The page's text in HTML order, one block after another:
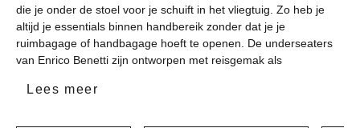
die je onder de stoel voor je schuift in het vliegtuig. Zo heb je
altijd je essentials binnen handbereik zonder dat je je
ruimbagage of handbagage hoeft te openen. De underseaters
van Enrico Benetti zijn ontworpen met reisgemak als
vliegtuigvereisten voor een persoonlijk item, de ritsen lopen
Lees meer